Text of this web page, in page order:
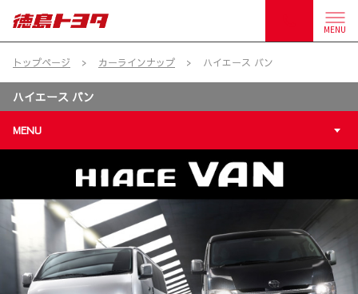
MENU
トップページ カーラインナップ ハイエース バン
ハイエース バン
MENU